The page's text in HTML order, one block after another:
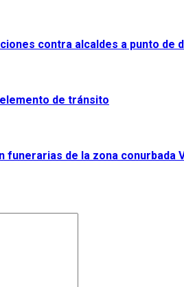
contra alcaldes a punto
elemento de tránsito
de la zona conurbada